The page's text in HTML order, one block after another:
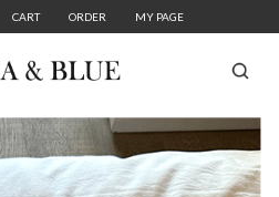
CART ORDER MY PAGE